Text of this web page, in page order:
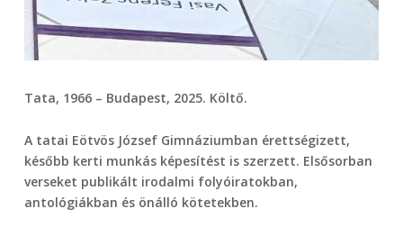
Tata, 1966 – Budapest, 2025. Költő.
A tatai Eötvös József Gimnáziumban érettségizett,
később kerti munkás képesítést is szerzett. Elsősorban
verseket publikált irodalmi folyóiratokban,
antológiákban és önálló kötetekben.